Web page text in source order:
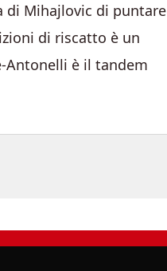
di Mihajlovic di puntare
di riscatto è un
Antonelli è il tandem